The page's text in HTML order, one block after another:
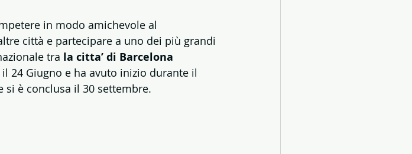
in modo amichevole al
città e partecipare a uno dei più grandi
tra la citta’ di Barcelona
24 Giugno e ha avuto inizio durante il
e si è conclusa il 30 settembre.